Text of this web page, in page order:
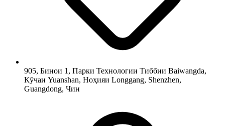
905, Бинои 1, Парки Технологии Тиббии Baiwangda,
Кӯчаи Yuanshan, Ноҳияи Longgang, Shenzhen,
Guangdong, Чин